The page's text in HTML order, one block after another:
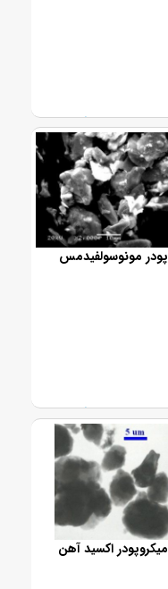
تماس بگیرید
پودر مونوسولفیدمس
تماس بگیرید
میکروپودر اکسید آهن